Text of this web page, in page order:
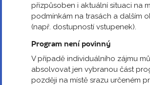
přizpůsoben i aktuální situaci na
podmínkám na trasách a dalším
(např. dostupností vstupenek).
Program není povinný
V případě individuálního zájmu
absolvovat jen vybranou část
později na místě srazu určeném